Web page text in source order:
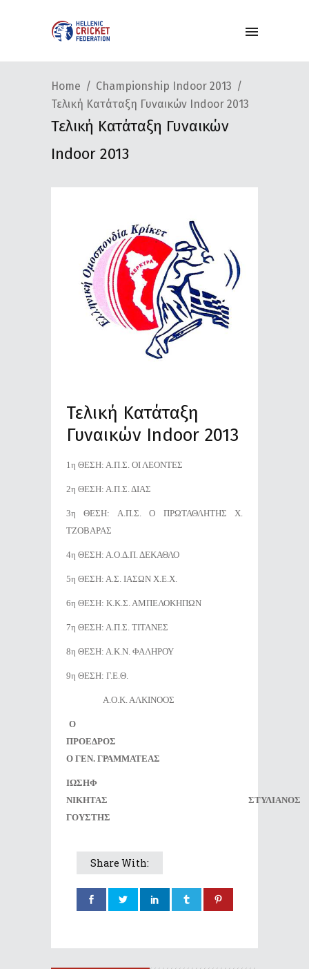
Home
Championship Indoor 2013
Τελική Κατάταξη Γυναικών Indoor 2013
Τελική Κατάταξη Γυναικών
Indoor 2013
Τελική Κατάταξη
Γυναικών Indoor 2013
1η ΘΕΣΗ: Α.Π.Σ. ΟΙ ΛΕΟΝΤΕΣ
2η ΘΕΣΗ: Α.Π.Σ. ΔΙΑΣ
3η ΘΕΣΗ: Α.Π.Σ. Ο ΠΡΩΤΑΘΛΗΤΗΣ Χ.
ΤΖΟΒΑΡΑΣ
4η ΘΕΣΗ: Α.Ο.Δ.Π. ΔΕΚΑΘΛΟ
5η ΘΕΣΗ: Α.Σ. ΙΑΣΩΝ Χ.Ε.Χ.
6η ΘΕΣΗ: Κ.Κ.Σ. ΑΜΠΕΛΟΚΗΠΩΝ
7η ΘΕΣΗ: Α.Π.Σ. ΤΙΤΑΝΕΣ
8η ΘΕΣΗ: Α.Κ.Ν. ΦΑΛΗΡΟΥ
9η ΘΕΣΗ: Γ.Ε.Θ.
Α.Ο.Κ. ΑΛΚΙΝΟΟΣ
Ο
ΠΡΟΕΔΡΟΣ
Ο ΓΕΝ. ΓΡΑΜΜΑΤΕΑΣ
ΙΩΣΗΦ
ΝΙΚΗΤΑΣ ΣΤΥΛΙΑΝΟΣ
ΓΟΥΣΤΗΣ
Share With: